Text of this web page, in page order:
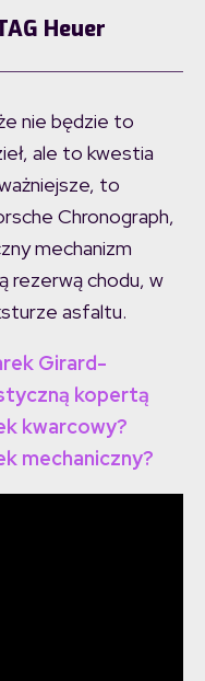
Heuer
nie będzie to
ale to kwestia
to
Chronograph,
mechanizm
rezerwą chodu, w
asfaltu.
Girard-
kopertą
kwarcowy?
mechaniczny?